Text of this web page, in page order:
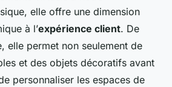
elle offre une dimension
à l’expérience client. De
elle permet non seulement de
et des objets décoratifs avant
personnaliser les espaces de